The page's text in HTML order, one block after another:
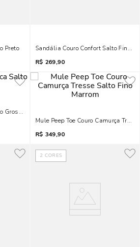
Preto
Sandália Couro Confort Salto Fino
R$ 269,90
Grosso Preta
Mule Peep Toe Couro Camurça
R$ 349,90
2 CORES